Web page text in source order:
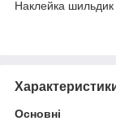
Наклейка
Основні